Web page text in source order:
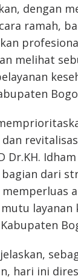
dengan
ramah,
melihat
Dr.KH.
dari
layanan
hari ini